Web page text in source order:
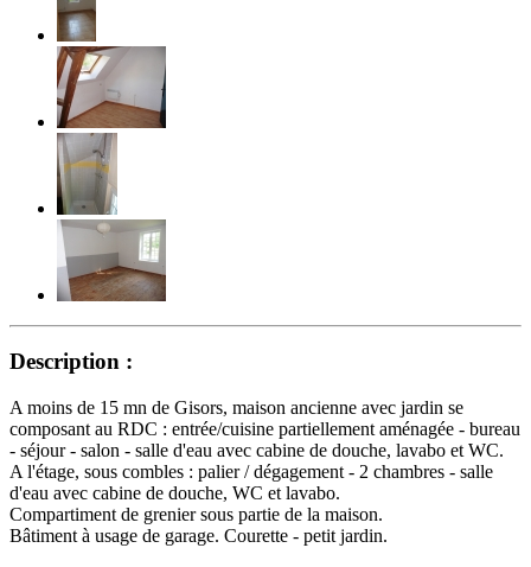
Description :
A moins de 15 mn de Gisors, maison ancienne avec jardin se
composant au RDC : entrée/cuisine partiellement aménagée - bureau
- séjour - salon - salle d'eau avec cabine de douche, lavabo et WC.
A l'étage, sous combles : palier / dégagement - 2 chambres - salle
d'eau avec cabine de douche, WC et lavabo.
Compartiment de grenier sous partie de la maison.
Bâtiment à usage de garage. Courette - petit jardin.